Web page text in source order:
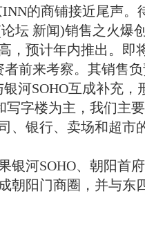
INN的商铺接近尾声。
论坛 新闻)销售之火爆
，预计年内推出。即
者前来考察。其销售
银河SOHO互成补充，
写字楼为主，我们主
、银行、卖场和超市
银河SOHO、朝阳首
朝阳门商圈，并与东